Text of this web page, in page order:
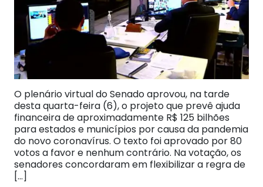
O plenário virtual do Senado aprovou, na tarde
desta quarta-feira (6), o projeto que prevê ajuda
financeira de aproximadamente R$ 125 bilhões
para estados e municípios por causa da pandemia
do novo coronavírus. O texto foi aprovado por 80
votos a favor e nenhum contrário. Na votação, os
senadores concordaram em flexibilizar a regra de
[…]